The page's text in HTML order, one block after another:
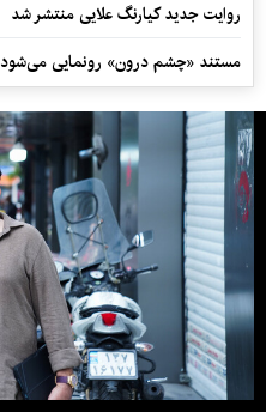
روایت جدید کیارنگ علایی منتشر شد
مستند «چشم درون» رونمایی می‌شود